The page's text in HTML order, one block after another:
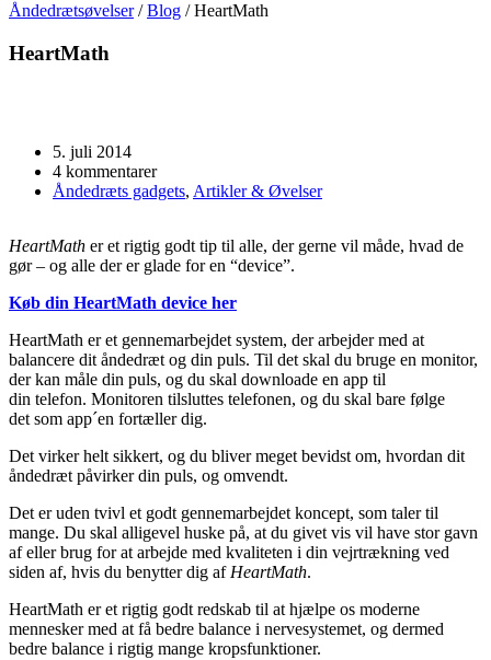
Åndedrætsøvelser/Blog /HeartMath
HeartMath
5. juli 2014
4 kommentarer
Åndedræts gadgets, Artikler & Øvelser
HeartMath er et rigtig godt tip til alle, der gerne vil måde, hvad de
gør – og alle der er glade for en “device”.
Køb din HeartMath device her
HeartMath er et gennemarbejdet system, der arbejder med at
balancere dit åndedræt og din puls. Til det skal du bruge en monitor,
der kan måle din puls, og du skal downloade en app til
din telefon. Monitoren tilsluttes telefonen, og du skal bare følge
det som app´en fortæller dig.
Det virker helt sikkert, og du bliver meget bevidst om, hvordan dit
åndedræt påvirker din puls, og omvendt.
Det er uden tvivl et godt gennemarbejdet koncept, som taler til
mange. Du skal alligevel huske på, at du givet vis vil have stor gavn
af eller brug for at arbejde med kvaliteten i din vejrtrækning ved
siden af, hvis du benytter dig afHeartMath.
HeartMath er et rigtig godt redskab til at hjælpe os moderne
mennesker med at få bedre balance i nervesystemet, og dermed
bedre balance i rigtig mange kropsfunktioner.